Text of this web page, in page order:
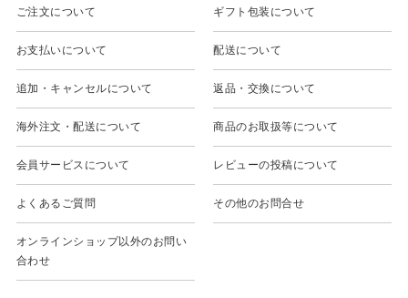
ご注文について ギフト包装について
お支払いについて 配送について
追加・キャンセルについて 返品・交換について
海外注文・配送について 商品のお取扱等について
会員サービスについて レビューの投稿について
よくあるご質問 その他のお問合せ
オンラインショップ以外のお問い
合わせ